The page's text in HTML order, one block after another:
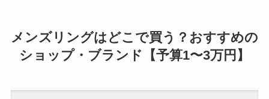
メンズリングはどこで買う？おすすめの
ショップ・ブランド【予算1〜3万円】